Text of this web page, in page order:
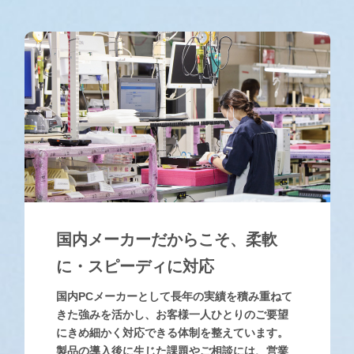
国内メーカーだからこそ、 柔軟
に・スピーディに対応
国内PCメーカーとして長年の実績を積み重ねて
きた強みを活かし、お客様一人ひとりのご要望
にきめ細かく対応できる体制を整えています。
製品の導入後に生じた課題やご相談には、営業